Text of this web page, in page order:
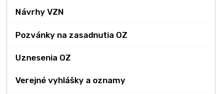
Návrhy VZN
Pozvánky na zasadnutia OZ
Uznesenia OZ
Verejné vyhlášky a oznamy